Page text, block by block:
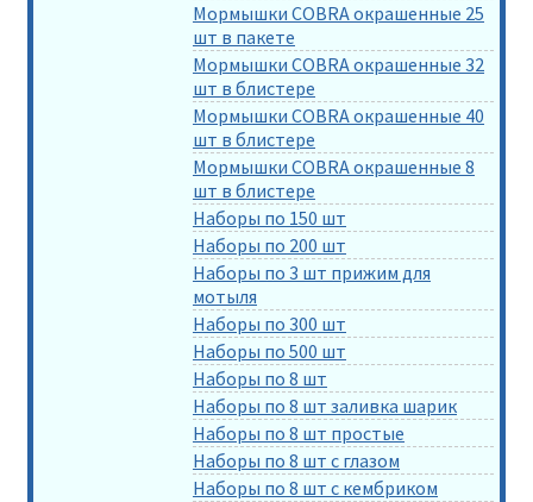
Мормышки COBRA окрашенные 25
шт в пакете
Мормышки COBRA окрашенные 32
шт в блистере
Мормышки COBRA окрашенные 40
шт в блистере
Мормышки COBRA окрашенные 8
шт в блистере
Наборы по 150 шт
Наборы по 200 шт
Наборы по 3 шт прижим для
мотыля
Наборы по 300 шт
Наборы по 500 шт
Наборы по 8 шт
Наборы по 8 шт заливка шарик
Наборы по 8 шт простые
Наборы по 8 шт с глазом
Наборы по 8 шт с кембриком